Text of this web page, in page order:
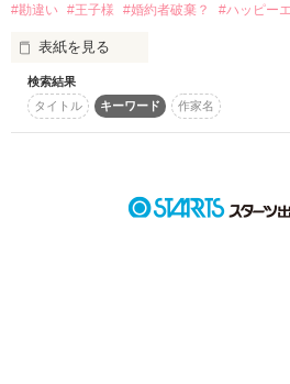
あらすじ
ジャンル
#勘違い #王子様 #婚約者破棄？ #ハッピー
表紙を見る
お読みいただきありがとうございます
いいね。コメントありがとうございま
レビューいただきました。嬉し
作品を読む
検索結果
タイトル
キーワード 作家名